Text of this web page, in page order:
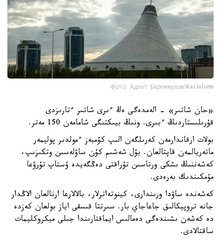
Фото: Адлет Беремкулов/Kazinform
«حان شاتىر» - الەمدەگى ەڭ ءىرى شاتىر ءتارىزدى
قۇرىلىستاردىڭ ءبىرى. ونىڭ بيىكتىگى شامامەن 150 مەتر.
بولات ارقاندارمەن كەرىلگەن الىپ كۇمبەز ءمولدىر پوليمەر
ماتەريالمەن قاپتالعان. بۇل شەشىم كۇن ساۋلەسىن وتكىزىپ،
كەشەننىڭ ىشكى ورتاسىن تۇراقتى دەڭگەيدە ۇستاپ تۇرۋعا
مۇمكىندىك بەرەدى.
كەشەندە ساۋدا ورىندارى، كينوتەاترلار، بالالارعا ارنالعان الاڭدار
جانە تروپيكالىق جاعاجاي بار. سىرتتا قىسقى اياز بولعان كەزدە
دە كەشەن ىشىندەگى دەمالىس ايماقتارىندا جىلى ميكروكليمات
ساقتالادى.